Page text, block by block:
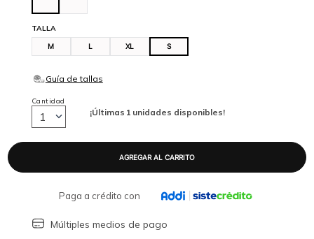
TALLA
M L XL S
¡Últimas 1 unidades disponibles!
Cantidad
1
Paga a crédito con
Múltiples medios de pago